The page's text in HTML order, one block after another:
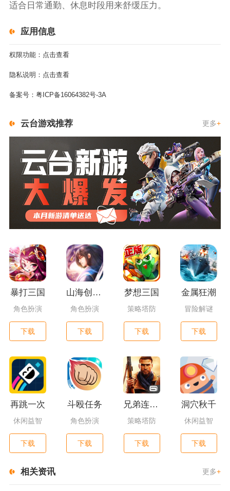
适合日常通勤、休息时段用来舒缓压力。
应用信息
权限功能： 点击查看
隐私说明： 点击查看
备案号： 粤ICP备16064382号-3A
云台游戏推荐 更多+
暴打三国
角色扮演
下载
山海创世录一剑天逆
角色扮演
下载
梦想三国
策略塔防
下载
金属狂潮
冒险解谜
下载
再跳一次
休闲益智
下载
斗殴任务
角色扮演
下载
兄弟连3：战争之子
策略塔防
下载
洞穴秋千
休闲益智
下载
相关资讯 更多+